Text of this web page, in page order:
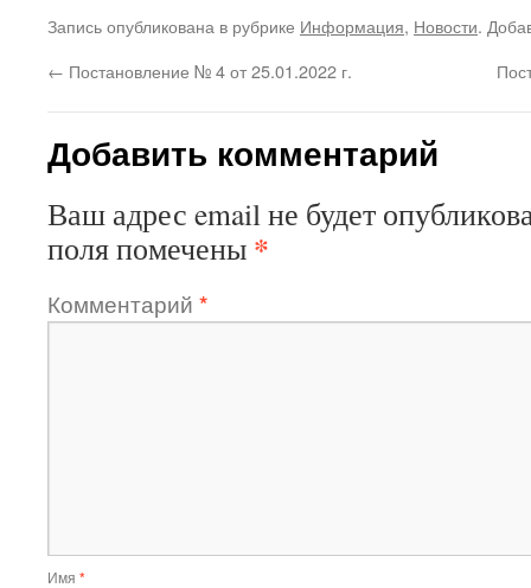
Запись опубликована в рубрике Информация, Новости.
← Постановление № 4 от 25.01.2022 г.
Добавить комментарий
Ваш адрес email не будет
поля помечены *
Комментарий *
Имя *